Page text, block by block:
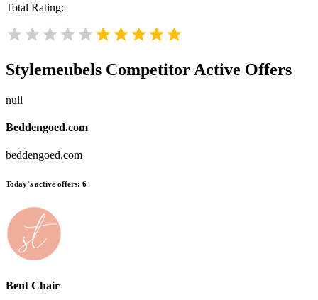
Total Rating:
Stylemeubels Competitor Active Offers
null
Beddengoed.com
beddengoed.com
Today’s active offers: 6
Bent Chair